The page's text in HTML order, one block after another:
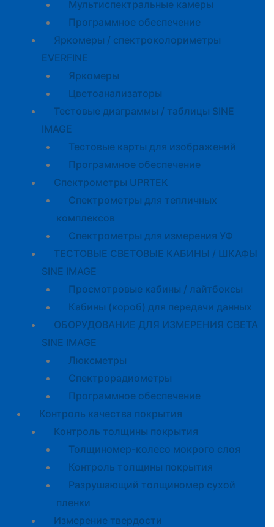
Мультиспектральные камеры
Программное обеспечение
Яркомеры / спектроколориметры
EVERFINE
Яркомеры
Цветоанализаторы
Тестовые диаграммы / таблицы SINE
IMAGE
Тестовые карты для изображений
Программное обеспечение
Спектрометры UPRTEK
Спектрометры для тепличных
комплексов
Спектрометры для измерения УФ
ТЕСТОВЫЕ СВЕТОВЫЕ КАБИНЫ / ШКАФЫ
SINE IMAGE
Просмотровые кабины / лайтбоксы
Кабины (короб) для передачи данных
ОБОРУДОВАНИЕ ДЛЯ ИЗМЕРЕНИЯ СВЕТА
SINE IMAGE
Люксметры
Спектрорадиометры
Программное обеспечение
Контроль качества покрытия
Контроль толщины покрытия
Толщиномер-колесо мокрого слоя
Контроль толщины покрытия
Разрушающий толщиномер сухой
пленки
Измерение твердости